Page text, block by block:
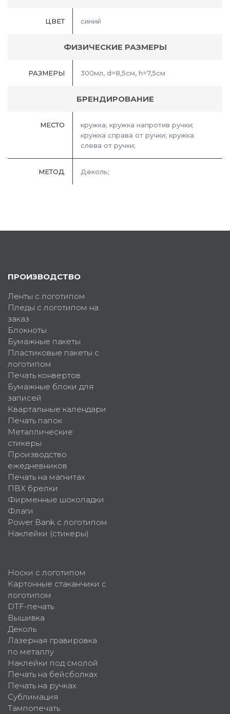
ЦВЕТ синий
ФИЗИЧЕСКИЕ РАЗМЕРЫ
РАЗМЕРЫ 300мл, d=8,5см, h=7,5см
БРЕНДИРОВАНИЕ
МЕСТО
кружка; кружка напротив ручки;
кружка справа от ручки; кружка
слева от ручки;
МЕТОД Деколь;
ПРОИЗВОДСТВО
Ленты с логотипом
Пледы с логотипом на
заказ
Блокноты
Бумажные пакеты
Пластиковые пакеты с
логотипом
Печать конвертов
Бумажные блоки для
записей
Квартальные календари
Печать папок
Металлические
стикеры
Производство
ежедневников
Печать на магнитах
ПВХ брелки
Фирменные шоколадки
Флаги
Power Bank с логотипом
Наклейки (стикеры)
Носки с логотипом
Картонные стаканчики с
логотипом
DTF-печать
Вышивка
Деколь
Лазерная гравировка
по металлу
Наклейки под смолой
Печать на бейсболках
Печать на ручках
Сублимация
Тампопечать